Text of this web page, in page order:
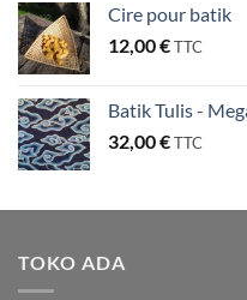
Cire pour batik
12,00€TTC
Batik Tulis -
32,00€TTC
TOKO ADA